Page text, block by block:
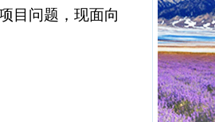
目 问题，现面向